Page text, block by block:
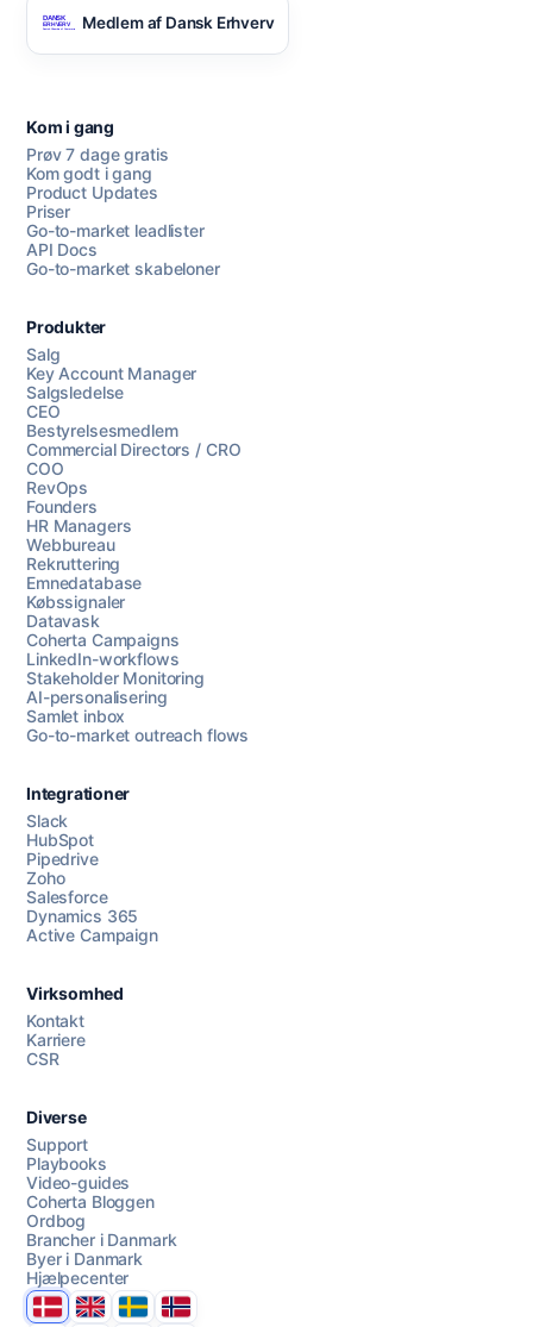
Chat med os
AI Campaign Assist
Medlem af Dansk Erhverv
Kom i gang
Prøv 7 dage gratis
Kom godt i gang
Product Updates
Priser
Go-to-market leadlister
API Docs
Go-to-market skabeloner
Produkter
Salg
Key Account Manager
Salgsledelse
CEO
Bestyrelsesmedlem
Commercial Directors / CRO
COO
RevOps
Founders
HR Managers
Webbureau
Rekruttering
Emnedatabase
Købssignaler
Datavask
Coherta Campaigns
LinkedIn-workflows
Stakeholder Monitoring
AI-personalisering
Samlet inbox
Go-to-market outreach flows
Integrationer
Slack
HubSpot
Pipedrive
Zoho
Salesforce
Dynamics 365
Active Campaign
Virksomhed
Kontakt
Karriere
CSR
Diverse
Support
Playbooks
Video-guides
Coherta Bloggen
Ordbog
Brancher i Danmark
Byer i Danmark
Hjælpecenter
DanmarkUnited Kingdom
SverigeNorge